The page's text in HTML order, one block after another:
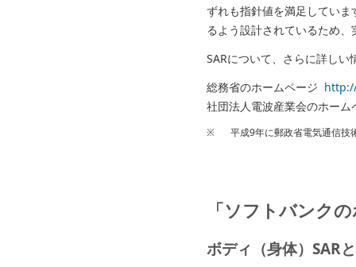
ずれも指針値を満足してい
るよう設計されているため
SARについて、さらに詳し
総務省のホームページ
社団法人電波産業会のホー
※ 平成9年に郵政省電気通信技
「ソフトバンク
ボディ（身体）SAR